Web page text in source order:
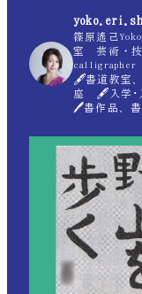
篠原遙己
室 芸術・
🖋書道教室
座 🖋入学･
🖊書作品、